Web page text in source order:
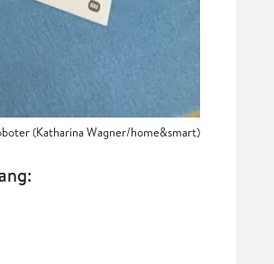
(Katharina Wagner/home&smart)